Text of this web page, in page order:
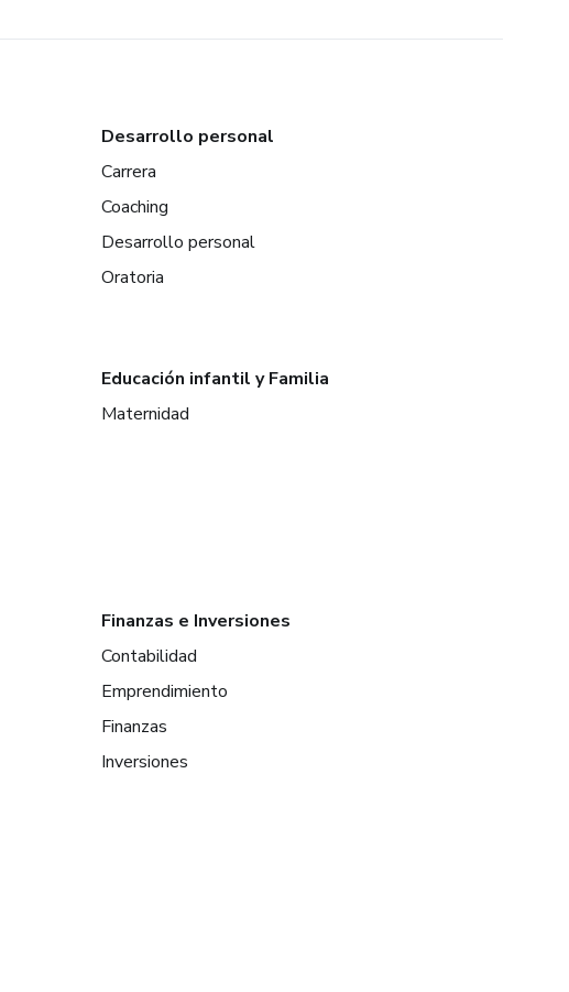
Desarrollo personal
Carrera
Coaching
Desarrollo personal
Oratoria
Educación infantil y Familia
Maternidad
Finanzas e Inversiones
Contabilidad
Emprendimiento
Finanzas
Inversiones